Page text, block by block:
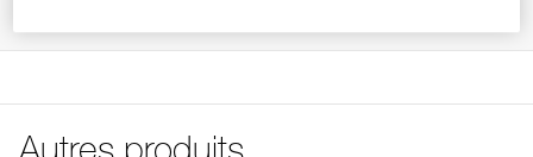
Référence : L052RA01
Garantie : 3 ans